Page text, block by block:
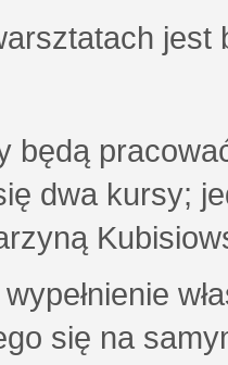
jest
będą
dwa kursy;
się na